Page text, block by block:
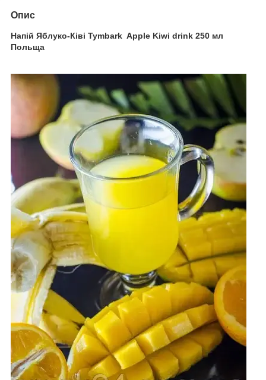
Опис
Напій Яблуко-Ківі Tymbark Apple Kiwi drink 250 мл
Польща